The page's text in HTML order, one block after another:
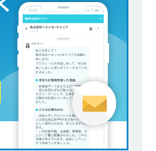
休日125日以上 ｜ 不動産業ではレア
｜ 土日祝完全休み ｜ スタンダー
ンタープライズグループ ｜ 明豊プ
体育会積極採用企業
【 28卒 ｜ オープンカンパニ
・転勤なし ｜ 文理不問 】 7期連続